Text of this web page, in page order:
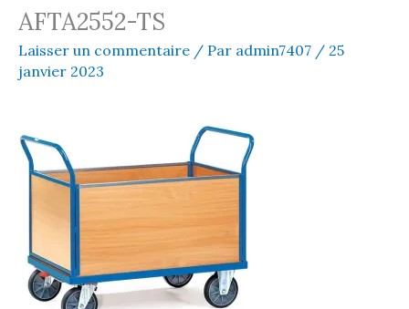
AFTA2552-TS
Laisser un commentaire / Par admin7407 / 25
janvier 2023